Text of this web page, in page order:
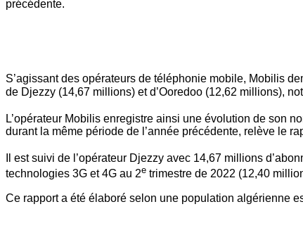
précédente.
S’agissant des opérateurs de téléphonie mobile, Mobilis
de Djezzy (14,67 millions) et d’Ooredoo (12,62 millions),
L’opérateur Mobilis enregistre ainsi une évolution de son
durant la même période de l’année précédente, relève le
Il est suivi de l’opérateur Djezzy avec 14,67 millions
technologies 3G et 4G au 2e trimestre de 2022 (12,40
Ce rapport a été élaboré selon une population algérienne